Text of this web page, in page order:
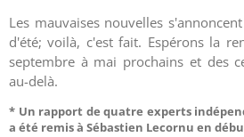
Les mauvaises nouvelles
d'été; voilà, c'est fait. Espérons la
septembre à mai prochains et des
au-delà.
* Un rapport de quatre experts
a été remis à Sébastien Lecornu en